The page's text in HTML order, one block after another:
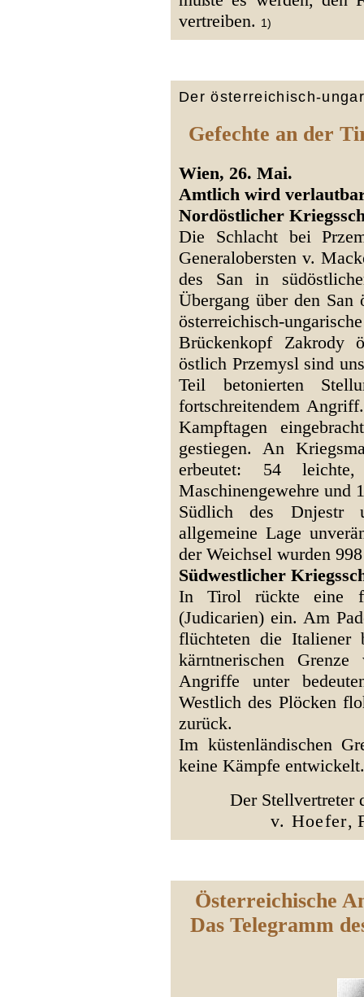
vertreiben. 1)
Der österreichisch-
Gefechte an der
Wien, 26. Mai.
Amtlich wird
Nordöstlicher
Die Schlacht bei
Generalobersten v.
des San in
Übergang über den
österreichisch-
Brückenkopf Zakrody
östlich Przemysl sind
Teil betonierten
fortschreitendem
Kampftagen
gestiegen. An
erbeutet: 54
Maschinengewehre und
Südlich des Dnjestr
allgemeine Lage
der Weichsel wurden
Südwestlicher
In Tirol rückte eine
(Judicarien) ein. Am
flüchteten die Italiener
kärntnerischen
Angriffe unter
Westlich des Plöcken
zurück.
Im küstenländischen
keine Kämpfe entwickelt.
Der Stellvertreter
v. Hoefer,
Österreichische
Das Telegramm